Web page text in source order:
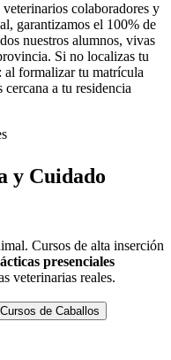
colaboradores y
garantizamos el 100% de
nuestros alumnos, vivas
Si no localizas tu
al formalizar tu matrícula
a tu residencia
y Cuidado
Cursos de alta inserción
presenciales
veterinarias reales.
de Caballos